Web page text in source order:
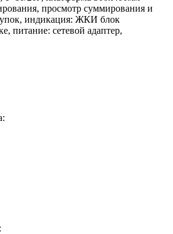
просмотр суммирования и
индикация: ЖКИ блок
питание: сетевой адаптер,